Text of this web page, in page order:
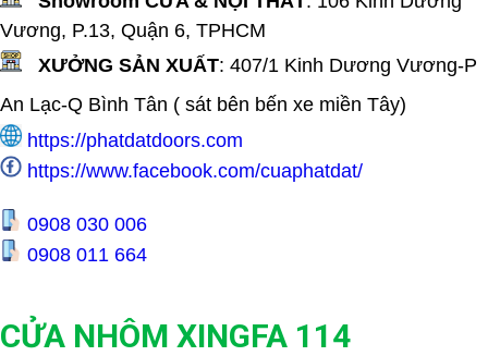
Vương, P.13, Quận 6, TPHCM
XƯỞNG SẢN XUẤT: 407/1 Kinh Dương Vương-P
An Lạc-Q Bình Tân ( sát bên bến xe miền Tây)
https://phatdatdoors.com
https://www.facebook.com/cuaphatdat/
0908 030 006
0908 011 664
CỬA NHÔM XINGFA 114